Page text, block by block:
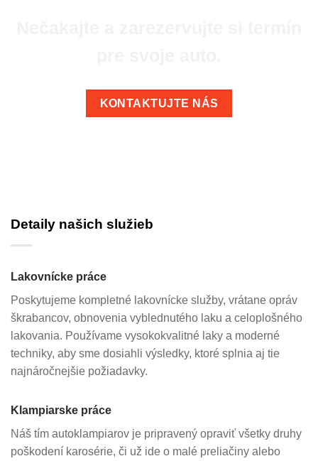
KONTAKTUJTE NÁS
Detaily našich služieb
Lakovnícke práce
Poskytujeme kompletné lakovnícke služby, vrátane opráv
škrabancov, obnovenia vyblednutého laku a celoplošného
lakovania. Používame vysokokvalitné laky a moderné
techniky, aby sme dosiahli výsledky, ktoré splnia aj tie
najnáročnejšie požiadavky.
Klampiarske práce
Náš tím autoklampiarov je pripravený opraviť všetky druhy
poškodení karosérie, či už ide o malé preliačiny alebo